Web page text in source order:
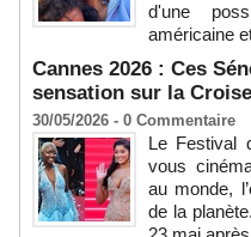
d'une
américaine
Cannes 2026 : Ces
sensation sur la
30/05/2026 - 0 Commentaire
Le Festival
vous
au monde,
de la